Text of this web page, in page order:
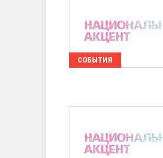
СОБЫТИЯ